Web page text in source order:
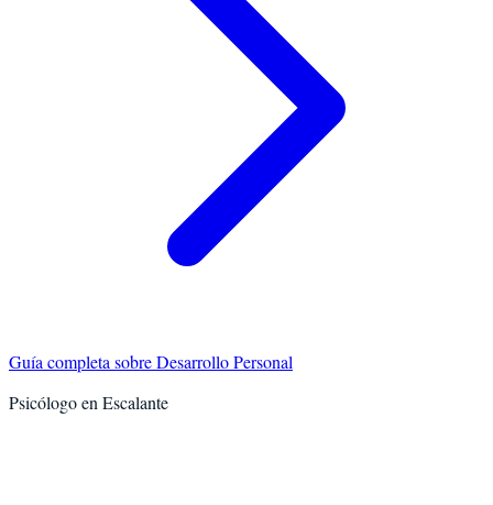
Guía completa sobreDesarrollo Personal
Psicólogo en Escalante